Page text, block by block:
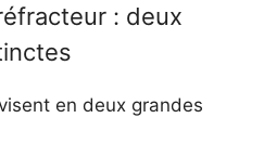
: deux
en deux grandes